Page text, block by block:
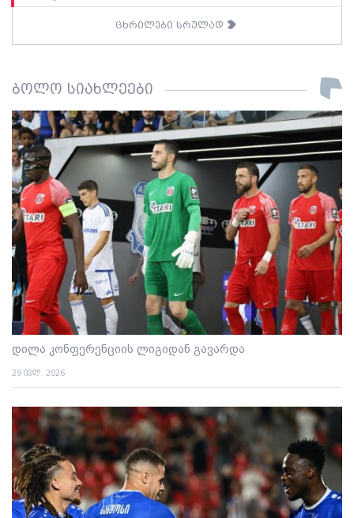
ცხრილები სრულად
ბოლო სიახლეები
დილა კონფერენციის ლიგიდან გავარდა
29 ივლ. 2026